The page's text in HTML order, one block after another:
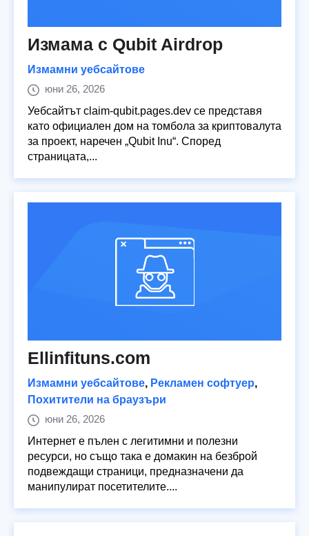
Измама с Qubit Airdrop
Измамни уебсайтове
юни 26, 2026
Уебсайтът claim-qubit.pages.dev се представя
като официален дом на томбола за криптовалута
за проект, наречен „Qubit Inu“. Според
страницата,...
Ellinfituns.com
Измамни уебсайтове, Рекламен софтуер,
Похитители на браузъри
юни 26, 2026
Интернет е пълен с легитимни и полезни
ресурси, но също така е домакин на безброй
подвеждащи страници, предназначени да
манипулират посетителите....